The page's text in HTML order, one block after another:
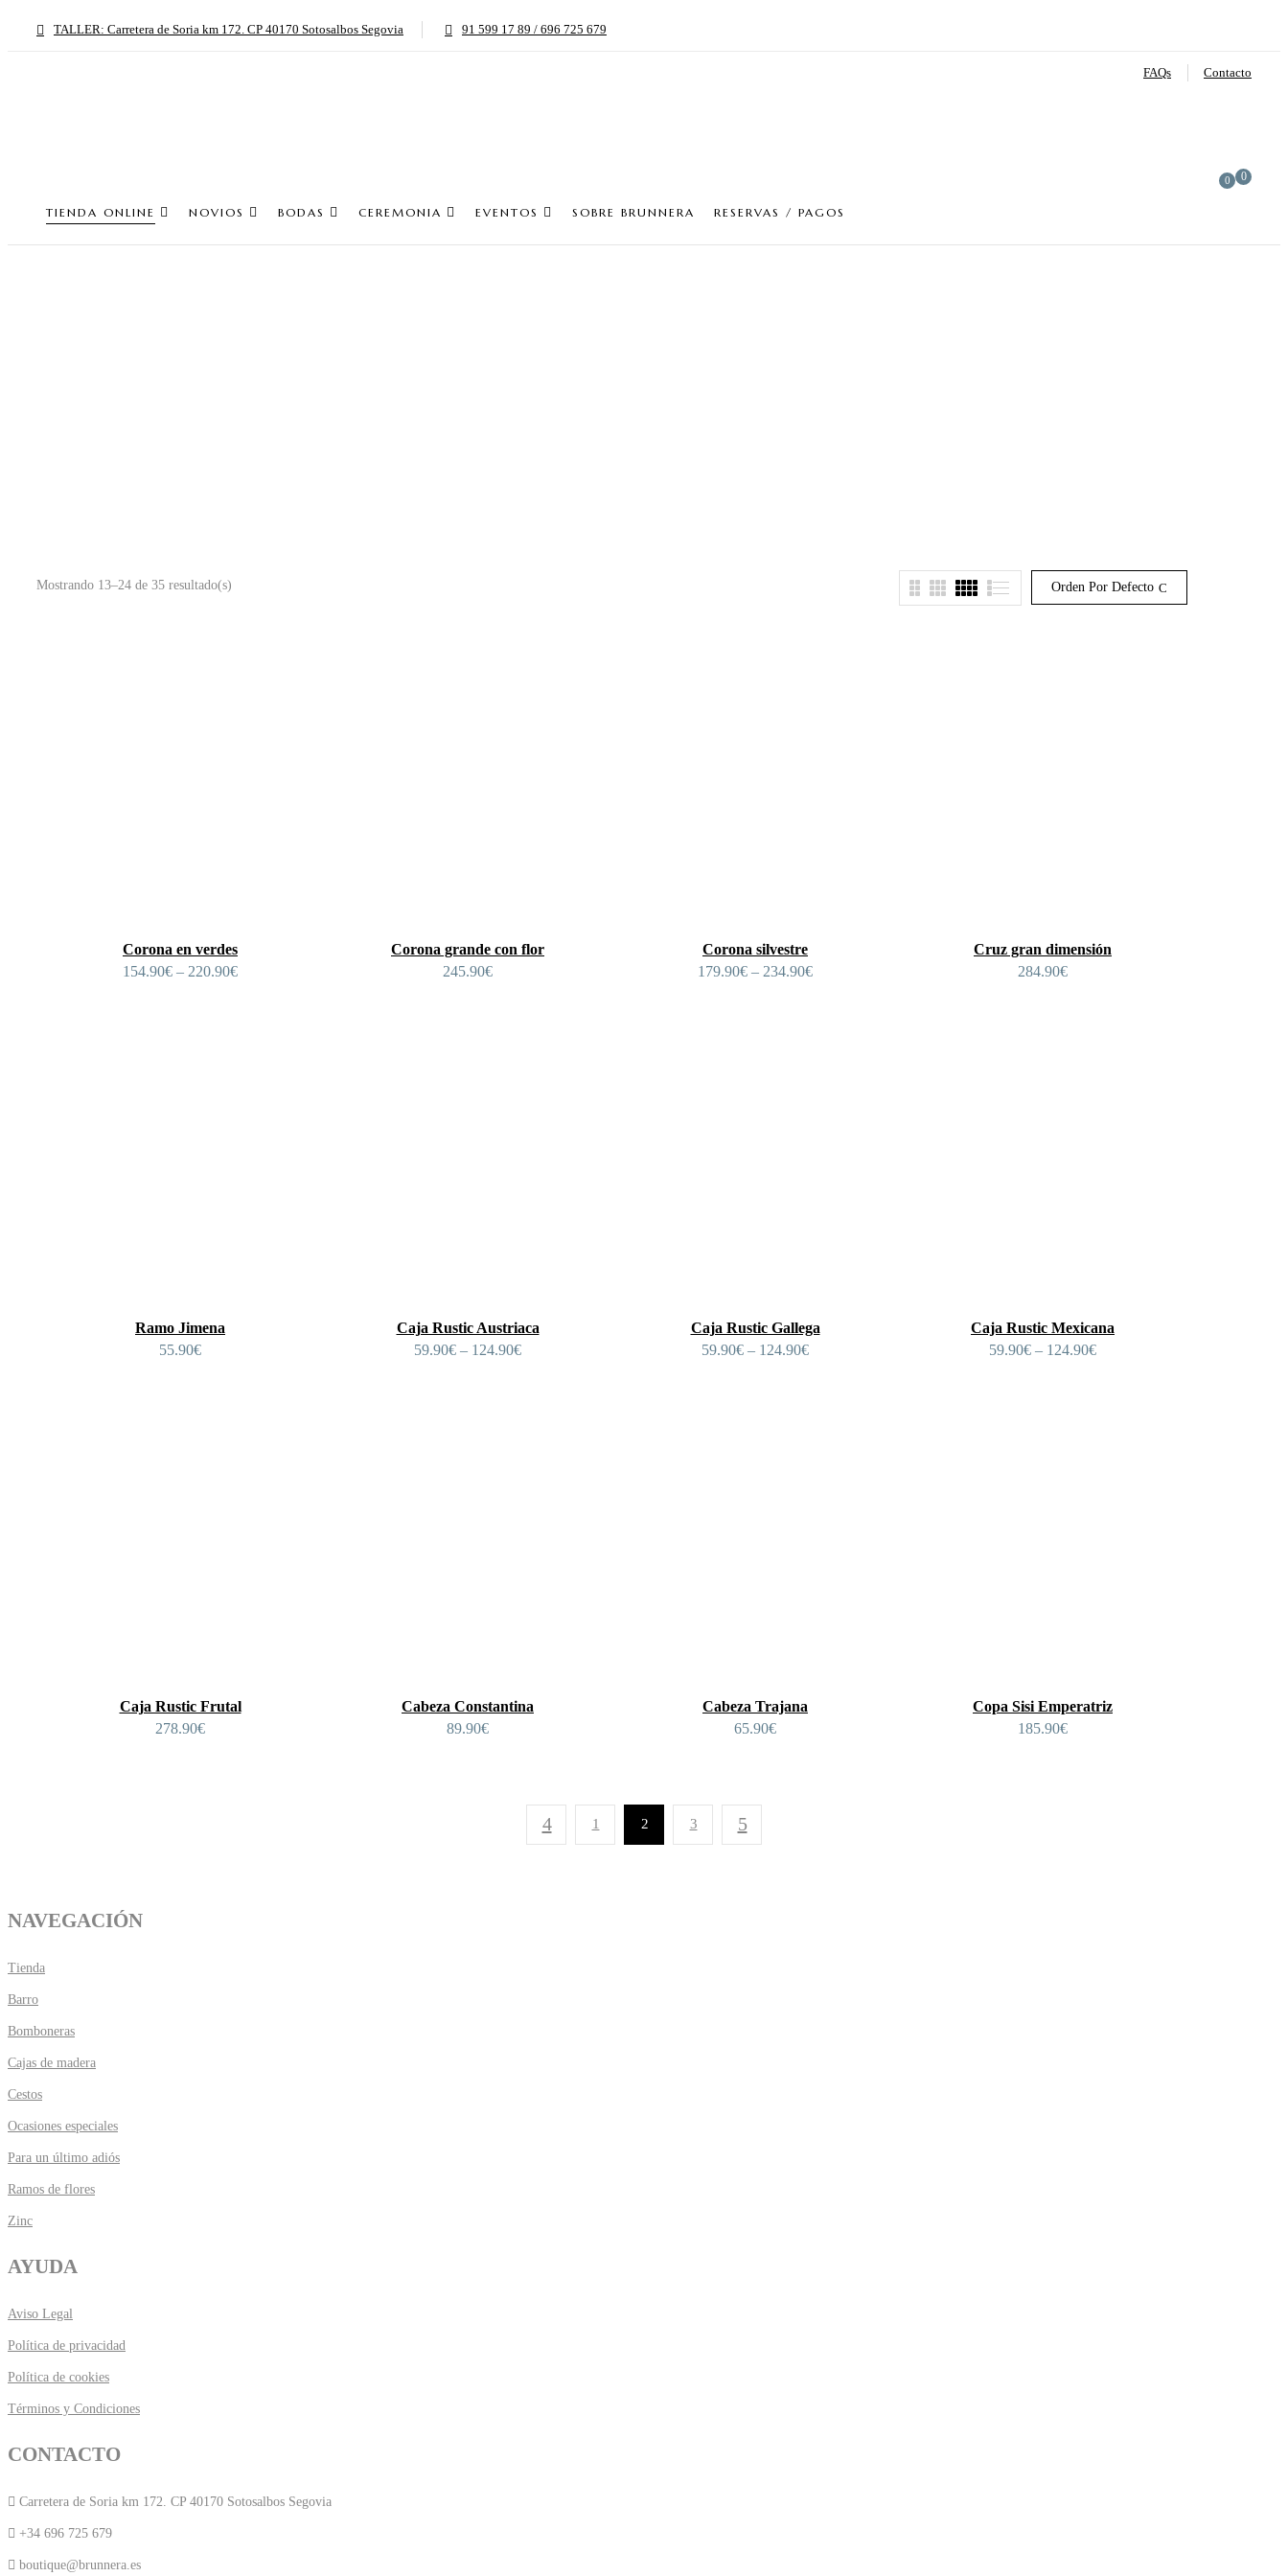
TALLER: Carretera de Soria km 172. CP 40170 Sotosalbos Segovia 91 599 17 89 / 696 725 679
FAQs Contacto
0 0
TIENDA ONLINE NOVIOS BODAS CEREMONIA EVENTOS SOBRE BRUNNERA RESERVAS / PAGOS
Orden Por Defecto
Mostrando 13–24 de 35 resultado(s)
Corona en verdes
154.90€ – 220.90€
Corona grande con flor
245.90€
Corona silvestre
179.90€ – 234.90€
Cruz gran dimensión
284.90€
Ramo Jimena
55.90€
Caja Rustic Austriaca
59.90€ – 124.90€
Caja Rustic Gallega
59.90€ – 124.90€
Caja Rustic Mexicana
59.90€ – 124.90€
Caja Rustic Frutal
278.90€
Cabeza Constantina
89.90€
Cabeza Trajana
65.90€
Copa Sisi Emperatriz
185.90€
1 2 3
NAVEGACIÓN
Tienda
Barro
Bomboneras
Cajas de madera
Cestos
Ocasiones especiales
Para un último adiós
Ramos de flores
Zinc
AYUDA
Aviso Legal
Política de privacidad
Política de cookies
Términos y Condiciones
CONTACTO
Carretera de Soria km 172. CP 40170 Sotosalbos Segovia
+34 696 725 679
boutique@brunnera.es